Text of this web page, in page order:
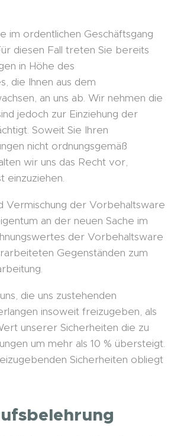
im ordentlichen Geschäftsgang
diesen Fall treten Sie bereits
in Höhe des
die Ihnen aus dem
an uns ab. Wir nehmen die
jedoch zur Einziehung der
Soweit Sie Ihren
nicht ordnungsgemäß
wir uns das Recht vor,
einzuziehen.
Vermischung der Vorbehaltsware
an der neuen Sache im
der Vorbehaltsware
Gegenständen zum
die uns zustehenden
insoweit freizugeben, als
unserer Sicherheiten die zu
um mehr als 10 % übersteigt.
Sicherheiten obliegt